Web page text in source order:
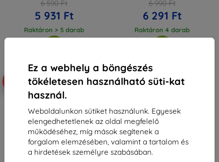
Ez a webhely a böngészés
tökéletesen használható süti-kat
használ.
Weboldalunkon sütiket használunk. Egyesek
elengedhetetlenek az oldal megfelelő
működéséhez, míg mások segítenek a
forgalom elemzésében, valamint a tartalom és
a hirdetések személyre szabásában.
6 590 Ft
5 931 Ft
Raktáron > 5 darab
6 990 Ft
6 291 Ft
Raktáron 4 darab